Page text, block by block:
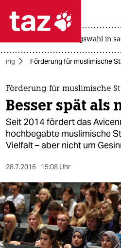
 taz zahl ich
taz zahl ich
themen
politik
öko
sport
berlin
nord
landtagswahl in
Förderung für muslimische
Förderung für muslimische
Besser spät als
Seit 2014 fördert das
hochbegabte muslimische
Vielfalt – aber nicht um
28.7.2016 15:08 Uhr